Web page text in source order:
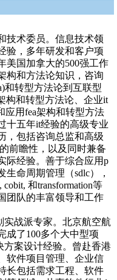
术委员。信息技术领
验，多年研发和客户项
美国加拿大的500强工作
构和方法论知识，咨询
和转型方法论到互联型
构和转型方法论、企业it
应用fea架构和转型方法
十五年it经验的高级专业
，包括咨询总监和高级
前瞻性，以及同时兼备
际经验。善于综合应用p
命周期管理（sdlc），
cobit, 和transformation等
团队的丰富领导和工作
派专家。北京航空航
成了100多个大中型项
方案设计经验。曾赴香港
软件项目管理、企业信
长包括需求工程、软件